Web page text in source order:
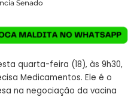
Senado
quarta-feira (18), às 9h30,
Medicamentos. Ele é o
na negociação da vacina